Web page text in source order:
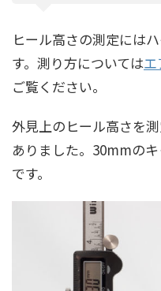
ヒール高さの測定には
す。測り方については
ご覧ください。
外見上のヒール高さを
ありました。30mmの
です。